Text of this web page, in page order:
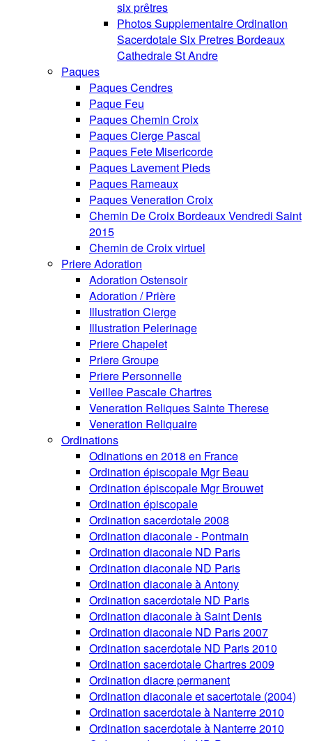
six prêtres
Photos Supplementaire Ordination
Sacerdotale Six Pretres Bordeaux
Cathedrale St Andre
Paques
Paques Cendres
Paque Feu
Paques Chemin Croix
Paques Cierge Pascal
Paques Fete Misericorde
Paques Lavement Pieds
Paques Rameaux
Paques Veneration Croix
Chemin De Croix Bordeaux Vendredi Saint
2015
Chemin de Croix virtuel
Priere Adoration
Adoration Ostensoir
Adoration / Prière
Illustration Cierge
Illustration Pelerinage
Priere Chapelet
Priere Groupe
Priere Personnelle
Veillee Pascale Chartres
Veneration Reliques Sainte Therese
Veneration Reliquaire
Ordinations
Odinations en 2018 en France
Ordination épiscopale Mgr Beau
Ordination épiscopale Mgr Brouwet
Ordination épiscopale
Ordination sacerdotale 2008
Ordination diaconale - Pontmain
Ordination diaconale ND Paris
Ordination diaconale ND Paris
Ordination diaconale à Antony
Ordination sacerdotale ND Paris
Ordination diaconale à Saint Denis
Ordination diaconale ND Paris 2007
Ordination sacerdotale ND Paris 2010
Ordination sacerdotale Chartres 2009
Ordination diacre permanent
Ordination diaconale et sacertotale (2004)
Ordination sacerdotale à Nanterre 2010
Ordination sacerdotale à Nanterre 2010